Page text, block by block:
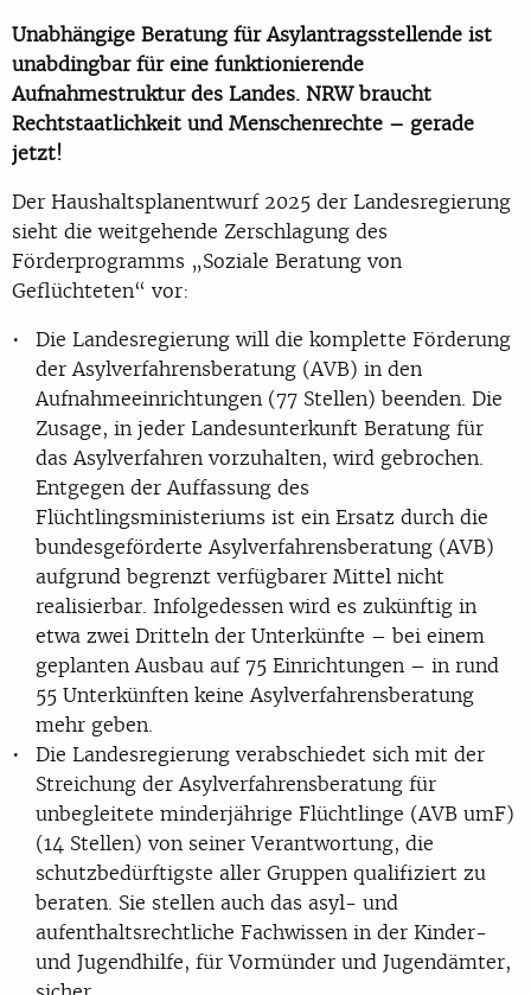
Unabhängige Beratung für Asylantragsstellende ist
unabdingbar für eine funktionierende
Aufnahmestruktur des Landes. NRW braucht
Rechtstaatlichkeit und Menschenrechte – gerade
jetzt!
Der Haushaltsplanentwurf 2025 der Landesregierung
sieht die weitgehende Zerschlagung des
Förderprogramms „Soziale Beratung von
Geflüchteten“ vor:
Die Landesregierung will die komplette Förderung
der Asylverfahrensberatung (AVB) in den
Aufnahmeeinrichtungen (77 Stellen) beenden. Die
Zusage, in jeder Landesunterkunft Beratung für
das Asylverfahren vorzuhalten, wird gebrochen.
Entgegen der Auffassung des
Flüchtlingsministeriums ist ein Ersatz durch die
bundesgeförderte Asylverfahrensberatung (AVB)
aufgrund begrenzt verfügbarer Mittel nicht
realisierbar. Infolgedessen wird es zukünftig in
etwa zwei Dritteln der Unterkünfte – bei einem
geplanten Ausbau auf 75 Einrichtungen – in rund
55 Unterkünften keine Asylverfahrensberatung
mehr geben.
Die Landesregierung verabschiedet sich mit der
Streichung der Asylverfahrensberatung für
unbegleitete minderjährige Flüchtlinge (AVB umF)
(14 Stellen) von seiner Verantwortung, die
schutzbedürftigste aller Gruppen qualifiziert zu
beraten. Sie stellen auch das asyl- und
aufenthaltsrechtliche Fachwissen in der Kinder-
und Jugendhilfe, für Vormünder und Jugendämter,